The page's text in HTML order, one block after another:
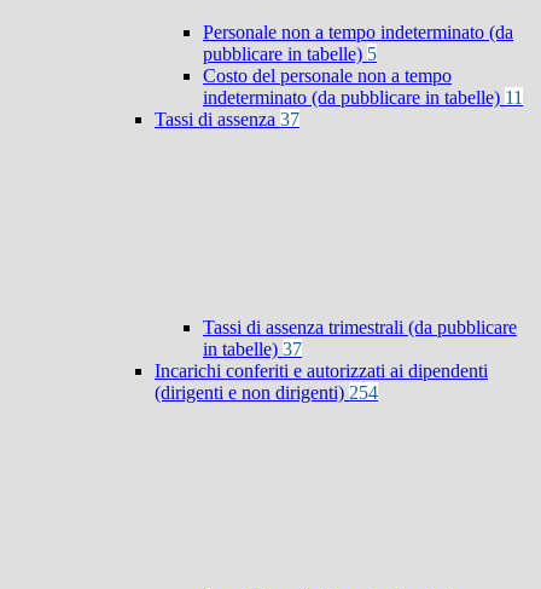
Personale non a tempo indeterminato (da
pubblicare in tabelle) 5
Costo del personale non a tempo
indeterminato (da pubblicare in tabelle) 11
Tassi di assenza 37
Tassi di assenza trimestrali (da pubblicare
in tabelle) 37
Incarichi conferiti e autorizzati ai dipendenti
(dirigenti e non dirigenti) 254